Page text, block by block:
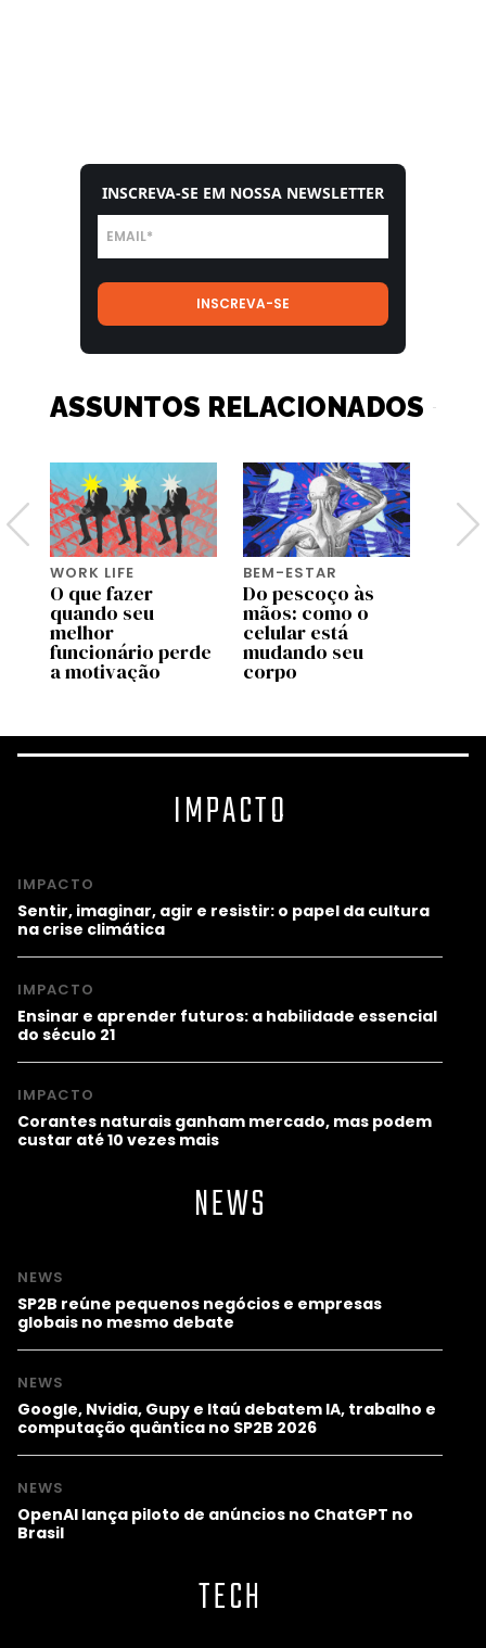
INSCREVA-SE EM NOSSA NEWSLETTER
ASSUNTOS RELACIONADOS
WORK LIFE
O que fazer
quando seu
melhor
funcionário perde
a motivação
BEM-ESTAR
Do pescoço às
mãos: como o
celular está
mudando seu
corpo
IMPACTO
IMPACTO
Sentir, imaginar, agir e resistir: o papel da cultura
na crise climática
IMPACTO
Ensinar e aprender futuros: a habilidade essencial
do século 21
IMPACTO
Corantes naturais ganham mercado, mas podem
custar até 10 vezes mais
NEWS
NEWS
SP2B reúne pequenos negócios e empresas
globais no mesmo debate
NEWS
Google, Nvidia, Gupy e Itaú debatem IA, trabalho e
computação quântica no SP2B 2026
NEWS
OpenAI lança piloto de anúncios no ChatGPT no
Brasil
TECH